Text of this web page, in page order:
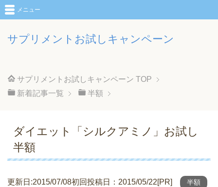
サプリメントお試しキャンペーン
メニュー
サプリメントお試しキャンペーン TOP
新着記事一覧
半額
ダイエット「シルクアミノ」お試し
半額
更新日:2015/07/08初回投稿日：2015/05/22[PR] 半額